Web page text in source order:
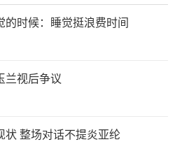
时候：睡觉挺浪费时间
兰视后争议
状 整场对话不提炎亚纶